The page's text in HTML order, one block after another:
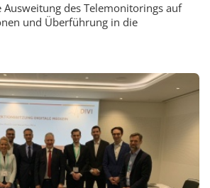
des Telemonitorings auf
und Überführung in die